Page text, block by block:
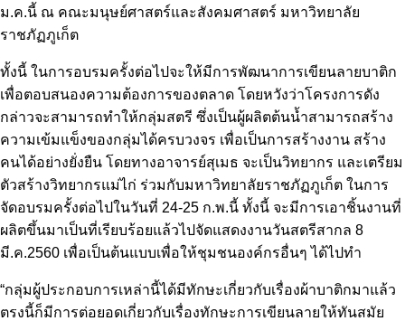
ม.ค.นี้ ณ คณะมนุษย์ศาสตร์และสังคมศาสตร์ มหาวิทยาลัย
ราชภัฏภูเก็ต
ทั้งนี้ ในการอบรมครั้งต่อไปจะให้มีการพัฒนาการเขียนลายบาติก
เพื่อตอบสนองความต้องการของตลาด โดยหวังว่าโครงการดัง
กล่าวจะสามารถทำให้กลุ่มสตรี ซึ่งเป็นผู้ผลิตต้นน้ำสามารถสร้าง
ความเข้มแข็งของกลุ่มได้ครบวงจร เพื่อเป็นการสร้างงาน สร้าง
คนได้อย่างยั่งยืน โดยทางอาจารย์สุเมธ จะเป็นวิทยากร และเตรียม
ตัวสร้างวิทยากรแม่ไก่ ร่วมกับมหาวิทยาลัยราชภัฏภูเก็ต ในการ
จัดอบรมครั้งต่อไปในวันที่ 24-25 ก.พ.นี้ ทั้งนี้ จะมีการเอาชิ้นงานที่
ผลิตขึ้นมาเป็นที่เรียบร้อยแล้วไปจัดแสดงงานวันสตรีสากล 8
มี.ค.2560 เพื่อเป็นต้นแบบเพื่อให้ชุมชนองค์กรอื่นๆ ได้ไปทำ
“กลุ่มผู้ประกอบการเหล่านี้ได้มีทักษะเกี่ยวกับเรื่องผ้าบาติกมาแล้ว
ตรงนี้ก็มีการต่อยอดเกี่ยวกับเรื่องทักษะการเขียนลายให้ทันสมัย